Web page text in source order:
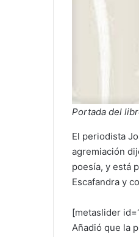
Portada del
El periodista
agremiación
poesía, y está
Escafandra y
[metaslider
Añadió que la